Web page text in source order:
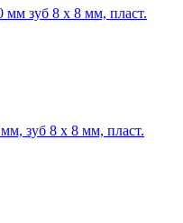
зуб 8 х 8 мм, пласт.
зуб 8 х 8 мм, пласт.